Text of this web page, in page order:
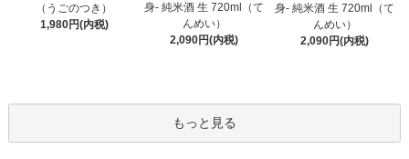
（うごのつき）
1,980円(内税)
身- 純米酒 生 720ml（て
んめい）
2,090円(内税)
身- 純米酒 生 720ml（て
んめい）
2,090円(内税)
もっと見る